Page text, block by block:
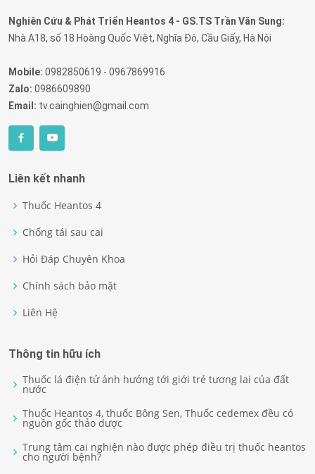
Nghiên Cứu & Phát Triển Heantos 4 - GS.TS Trần Văn Sung:
Nhà A18, số 18 Hoàng Quốc Việt, Nghĩa Đô, Cầu Giấy, Hà Nội
Mobile: 0982850619 - 0967869916
Zalo: 0986609890
Email: tv.cainghien@gmail.com
Liên kết nhanh
Thuốc Heantos 4
Chống tái sau cai
Hỏi Đáp Chuyên Khoa
Chính sách bảo mật
Liên Hệ
Thông tin hữu ích
Thuốc lá điện tử ảnh hưởng tới giới trẻ tương lai của đất
nước
Thuốc Heantos 4, thuốc Bông Sen, Thuốc cedemex đều có
nguồn gốc thảo dược
Trung tâm cai nghiện nào được phép điều trị thuốc heantos
cho người bệnh?